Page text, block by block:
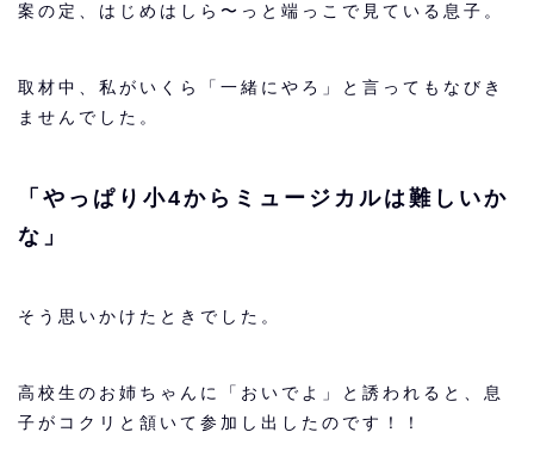
案の定、はじめはしら〜っと端っこで見ている息子。
取材中、私がいくら「一緒にやろ」と言ってもなびき
ませんでした。
「やっぱり小4からミュージカルは難しいか
な」
そう思いかけたときでした。
高校生のお姉ちゃんに「おいでよ」と誘われると、息
子がコクリと頷いて参加し出したのです！！